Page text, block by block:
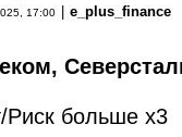
17:00 e_plus_finance
больше x3